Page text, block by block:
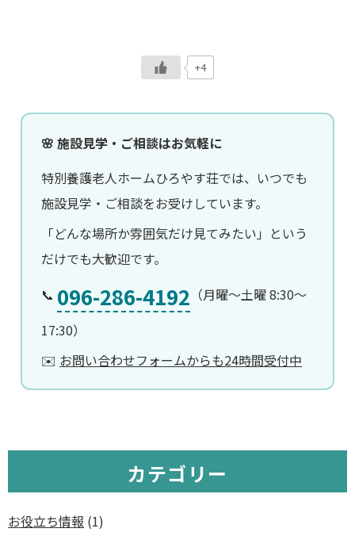
+4
🌸 施設見学・ご相談はお気軽に
特別養護老人ホームひろやす荘では、いつでも
施設見学・ご相談をお受けしています。
「どんな場所か雰囲気だけ見てみたい」という
だけでも大歓迎です。
📞 096-286-4192 （月曜〜土曜 8:30〜
17:30）
✉️ お問い合わせフォームからも24時間受付中
カテゴリー
お役立ち情報 (1)